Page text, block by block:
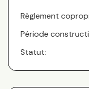
Règlement
Période
Statut: